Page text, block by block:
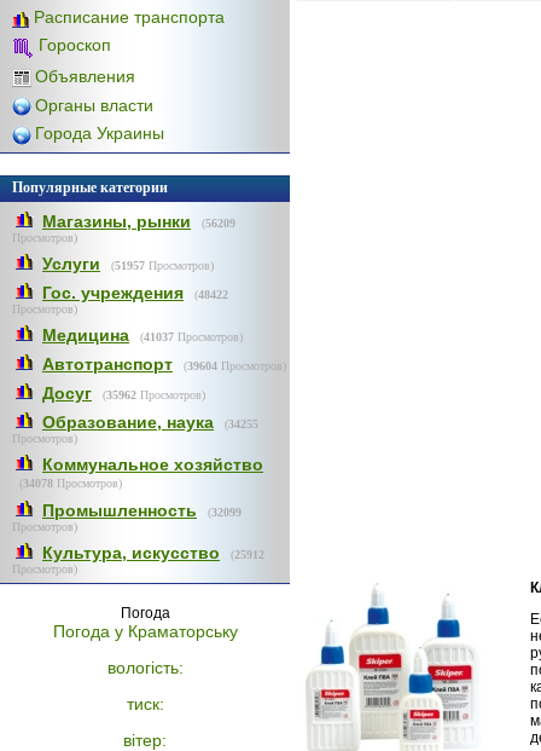
Расписание транспорта
Гороскоп
Объявления
Органы власти
Города Украины
Популярные категории
Магазины, рынки (56209
Просмотров)
Услуги (51957 Просмотров)
Гос. учреждения (48422
Просмотров)
Медицина (41037 Просмотров)
Автотранспорт (39604 Просмотров)
Досуг (35962 Просмотров)
Образование, наука (34255
Просмотров)
Коммунальное хозяйство
(34078 Просмотров)
Промышленность (32099
Просмотров)
Культура, искусство (25912
Просмотров)
Погода
Погода у Краматорську
вологість:
тиск:
вітер: